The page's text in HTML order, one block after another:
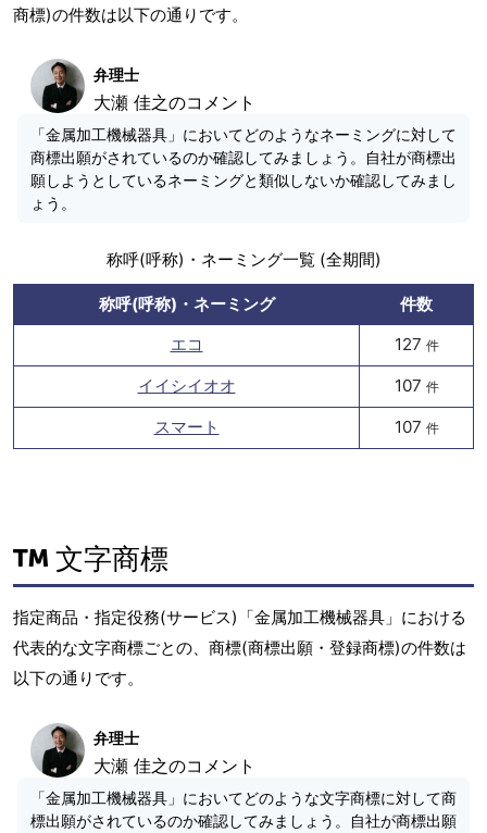
商標)の件数は以下の通りです。
弁理士
大瀬 佳之のコメント
「金属加工機械器具」においてどのようなネーミングに対して
商標出願がされているのか確認してみましょう。自社が商標出
願しようとしているネーミングと類似しないか確認してみまし
ょう。
称呼(呼称)・ネーミング一覧 (全期間)
称呼(呼称)・ネーミング
件数
エコ
127 件
イイシイオオ 107 件
スマート 107 件
文字商標
指定商品・指定役務(サービス)「金属加工機械器具」における
代表的な文字商標ごとの、商標(商標出願・登録商標)の件数は
以下の通りです。
弁理士
大瀬 佳之のコメント
「金属加工機械器具」においてどのような文字商標に対して商
標出願がされているのか確認してみましょう。自社が商標出願